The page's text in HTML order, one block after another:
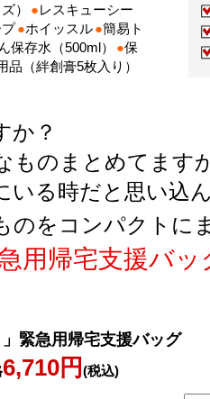
） ●レスキューシー
●ホイッスル●簡易ト
保存水（500ml） ●保
品（絆創膏5枚入り）
か？
ものまとめてます
いる時だと思い込
のをコンパクトに
用帰宅支援バッ
緊急用帰宅支援バッグ
6,710円 (税込)